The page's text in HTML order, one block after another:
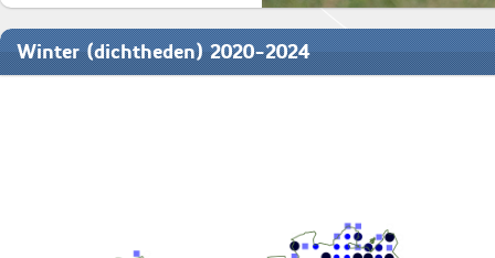
Winter (dichtheden) 2020-2024